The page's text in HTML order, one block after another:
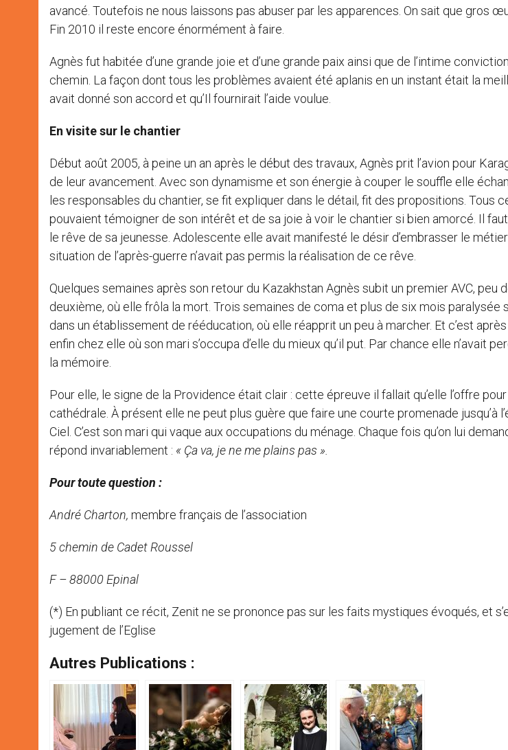
avancé. Toutefois ne nous laissons pas abuser par les apparences. On sait que gros
Fin 2010 il reste encore énormément à faire.
Agnès fut habitée d’une grande joie et d’une grande paix ainsi que de l’intime
chemin. La façon dont tous les problèmes avaient été aplanis en un instant était la
avait donné son accord et qu’Il fournirait l’aide voulue.
En visite sur le chantier
Début août 2005, à peine un an après le début des travaux, Agnès prit l’avion pour
de leur avancement. Avec son dynamisme et son énergie à couper le souffle elle
les responsables du chantier, se fit expliquer dans le détail, fit des propositions. Tous
pouvaient témoigner de son intérêt et de sa joie à voir le chantier si bien amorcé. Il
le rêve de sa jeunesse. Adolescente elle avait manifesté le désir d’embrasser le
situation de l’après-guerre n’avait pas permis la réalisation de ce rêve.
Quelques semaines après son retour du Kazakhstan Agnès subit un premier AVC, peu
deuxième, où elle frôla la mort. Trois semaines de coma et plus de six mois paralysée
dans un établissement de rééducation, où elle réapprit un peu à marcher. Et c’est
enfin chez elle où son mari s’occupa d’elle du mieux qu’il put. Par chance elle n’avait
la mémoire.
Pour elle, le signe de la Providence était clair : cette épreuve il fallait qu’elle l’offre
cathédrale. À présent elle ne peut plus guère que faire une courte promenade jusqu’à
Ciel. C’est son mari qui vaque aux occupations du ménage. Chaque fois qu’on lui
répond invariablement : « Ça va, je ne me plains pas ».
Pour toute question :
André Charton, membre français de l’association
5 chemin de Cadet Roussel
F – 88000 Epinal
(*) En publiant ce récit, Zenit ne se prononce pas sur les faits mystiques évoqués, et
jugement de l’Eglise
Autres Publications :